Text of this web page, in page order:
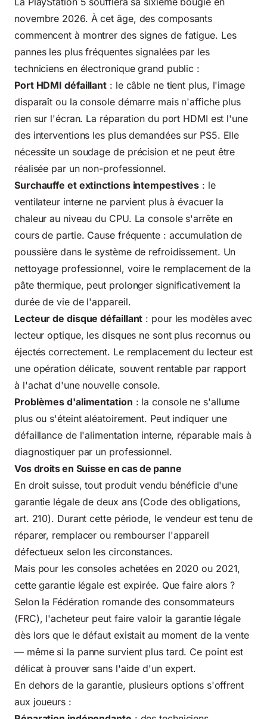
novembre 2026. À cet âge, des composants
commencent à montrer des signes de fatigue. Les
pannes les plus fréquentes signalées par les
techniciens en électronique grand public :
Port HDMI défaillant : le câble ne tient plus, l'image
disparaît ou la console démarre mais n'affiche plus
rien sur l'écran. La réparation du port HDMI est l'une
des interventions les plus demandées sur PS5. Elle
nécessite un soudage de précision et ne peut être
réalisée par un non-professionnel.
Surchauffe et extinctions intempestives : le
ventilateur interne ne parvient plus à évacuer la
chaleur au niveau du CPU. La console s'arrête en
cours de partie. Cause fréquente : accumulation de
poussière dans le système de refroidissement. Un
nettoyage professionnel, voire le remplacement de la
pâte thermique, peut prolonger significativement la
durée de vie de l'appareil.
Lecteur de disque défaillant : pour les modèles avec
lecteur optique, les disques ne sont plus reconnus ou
éjectés correctement. Le remplacement du lecteur est
une opération délicate, souvent rentable par rapport
à l'achat d'une nouvelle console.
Problèmes d'alimentation : la console ne s'allume
plus ou s'éteint aléatoirement. Peut indiquer une
défaillance de l'alimentation interne, réparable mais à
diagnostiquer par un professionnel.
Vos droits en Suisse en cas de panne
En droit suisse, tout produit vendu bénéficie d'une
garantie légale de deux ans (Code des obligations,
art. 210). Durant cette période, le vendeur est tenu de
réparer, remplacer ou rembourser l'appareil
défectueux selon les circonstances.
Mais pour les consoles achetées en 2020 ou 2021,
cette garantie légale est expirée. Que faire alors ?
Selon la Fédération romande des consommateurs
(FRC), l'acheteur peut faire valoir la garantie légale
dès lors que le défaut existait au moment de la vente
— même si la panne survient plus tard. Ce point est
délicat à prouver sans l'aide d'un expert.
En dehors de la garantie, plusieurs options s'offrent
aux joueurs :